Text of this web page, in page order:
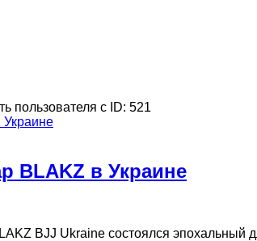
пользователя с ID: 521
BLAKZ в Украине
BJJ Ukraine состоялся